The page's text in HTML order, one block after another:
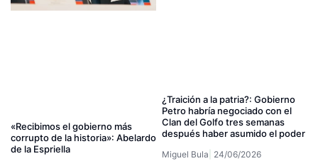
«Recibimos el gobierno más
corrupto de la historia»: Abelardo
de la Espriella
¿Traición a la patria?: Gobierno
Petro habría negociado con el
Clan del Golfo tres semanas
después haber asumido el poder
Miguel Bula 24/06/2026